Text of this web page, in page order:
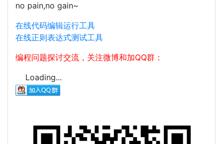
no pain,no gain~
在线代码编辑运行工具
在线正则表达式测试工具
编程问题探讨交流，关注微博和加QQ群：
Loading...